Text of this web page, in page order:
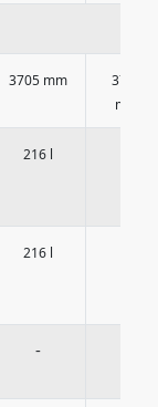
3705 mm
3710
mm
216 l
216 l
-